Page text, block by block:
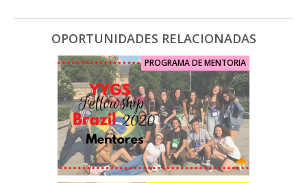
OPORTUNIDADES RELACIONADAS
PROGRAMA DE MENTORIA